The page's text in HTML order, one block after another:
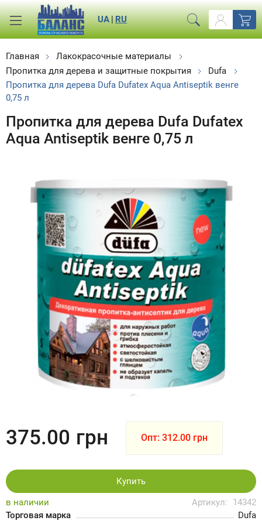
RU
|
UA
Главная
Лакокрасочные материалы
Пропитка для дерева и защитные покрытия
Dufa
Пропитка для дерева Dufa Dufatex Aqua Antiseptik венге
0,75 л
Пропитка для дерева Dufa Dufatex
Aqua Antiseptik венге 0,75 л
в наличии Артикул:
14342
Торговая марка
Dufa
375.00 грн Опт: 312.00 грн
Купить